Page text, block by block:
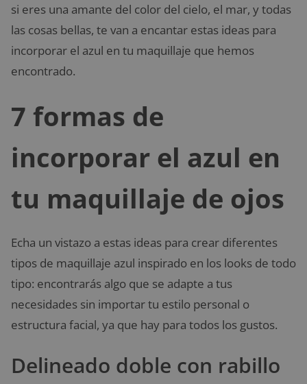
si eres una amante del color del cielo, el mar, y todas
las cosas bellas, te van a encantar estas ideas para
incorporar el azul en tu maquillaje que hemos
encontrado.
7 formas de
incorporar el azul en
tu maquillaje de ojos
Echa un vistazo a estas ideas para crear diferentes
tipos de maquillaje azul inspirado en los looks de todo
tipo: encontrarás algo que se adapte a tus
necesidades sin importar tu estilo personal o
estructura facial, ya que hay para todos los gustos.
Delineado doble con rabillo